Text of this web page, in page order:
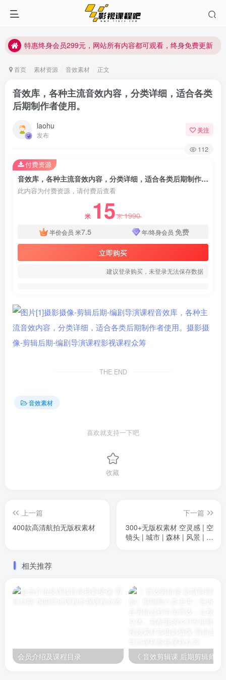
特惠终身会员299元，网站所有内容都可观看，终身免费更新
特惠终身会员299元，网站所有内容都可观看，终身免费更新
首页 素材资源 音效素材 正文
音效库，各种主流音效内容，分类详细，适合各类
后期制作者使用。
laohu
发布
关注
112
音效库，各种主流音效内容，分类详细，适合各类后期制作者使用。
此内容为付费资源，请付费后查看
米 15米1990
半价会员 米7.5 年/终身会员 免费
立即购买
建议登录购买，未登录无法保存数据
付费资源
THE END
音效素材
喜欢就支持一下吧
收藏
上一篇
400款高清航拍无版权素材
下一篇
300+无版权素材 空灵感 | 空
镜头 | 城市 | 森林 | 风景 | 云
创作、广告设计、社交媒体
等多种场景，让您的作品更
相关推荐
会员介绍及课程目录